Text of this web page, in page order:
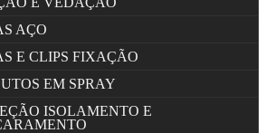
AÇO
E CLIPS FIXAÇÃO
EM SPRAY
ISOLAMENTO E